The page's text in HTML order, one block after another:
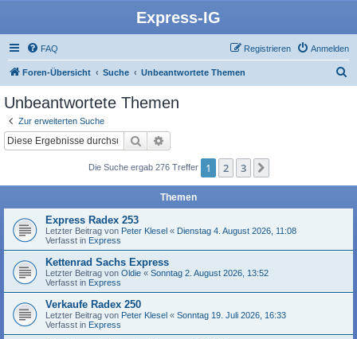
Express-IG
FAQ Anmelden
Registrieren
Foren-Übersicht Suche Unbeantwortete Themen
Unbeantwortete Themen
Zur erweiterten Suche
Suche
Die Suche ergab 276 Treffer 1 2 3
Themen
Express Radex 253
Letzter Beitrag von Peter Klesel « Dienstag 4. August 2026, 11:08
Verfasst in Express
Kettenrad Sachs Express
Letzter Beitrag von Oldie « Sonntag 2. August 2026, 13:52
Verfasst in Express
Verkaufe Radex 250
Letzter Beitrag von Peter Klesel « Sonntag 19. Juli 2026, 16:33
Verfasst in Express